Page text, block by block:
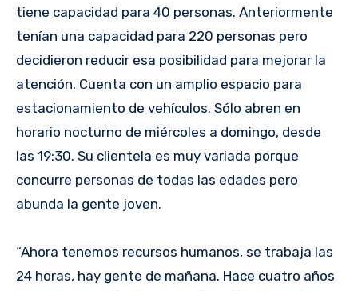
tiene capacidad para 40 personas. Anteriormente
tenían una capacidad para 220 personas pero
decidieron reducir esa posibilidad para mejorar la
atención. Cuenta con un amplio espacio para
estacionamiento de vehículos. Sólo abren en
horario nocturno de miércoles a domingo, desde
las 19:30. Su clientela es muy variada porque
concurre personas de todas las edades pero
abunda la gente joven.
“Ahora tenemos recursos humanos, se trabaja las
24 horas, hay gente de mañana. Hace cuatro años